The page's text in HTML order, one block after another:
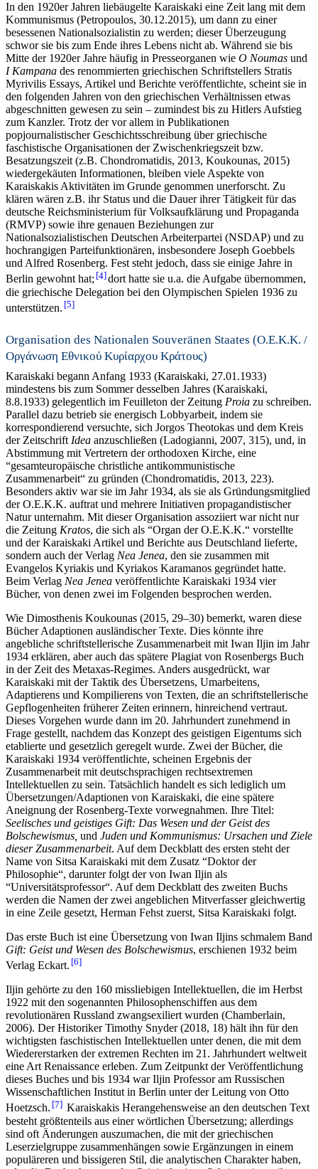
In den 1920er Jahren liebäugelte Karaiskaki eine Zeit lang mit dem
Kommunismus (Petropoulos, 30.12.2015), um dann zu einer
besessenen Nationalsozialistin zu werden; dieser Überzeugung
schwor sie bis zum Ende ihres Lebens nicht ab. Während sie bis
Mitte der 1920er Jahre häufig in Presseorganen wie O Noumas und
I Kampana des renommierten griechischen Schriftstellers Stratis
Myrivilis Essays, Artikel und Berichte veröffentlichte, scheint sie in
den folgenden Jahren von den griechischen Verhältnissen etwas
abgeschnitten gewesen zu sein – zumindest bis zu Hitlers Aufstieg
zum Kanzler. Trotz der vor allem in Publikationen
popjournalistischer Geschichtsschreibung über griechische
faschistische Organisationen der Zwischenkriegszeit bzw.
Besatzungszeit (z.B. Chondromatidis, 2013, Koukounas, 2015)
wiedergekäuten Informationen, bleiben viele Aspekte von
Karaiskakis Aktivitäten im Grunde genommen unerforscht. Zu
klären wären z.B. ihr Status und die Dauer ihrer Tätigkeit für das
deutsche Reichsministerium für Volksaufklärung und Propaganda
(RMVP) sowie ihre genauen Beziehungen zur
Nationalsozialistischen Deutschen Arbeiterpartei (NSDAP) und zu
hochrangigen Parteifunktionären, insbesondere Joseph Goebbels
und Alfred Rosenberg. Fest steht jedoch, dass sie einige Jahre in
Berlin gewohnt hat; 4 dort hatte sie u.a. die Aufgabe übernommen,
die griechische Delegation bei den Olympischen Spielen 1936 zu
unterstützen. 5
Organisation des Nationalen Souveränen Staates (O.E.K.K. /
Οργάνωση Εθνικού Κυρίαρχου Κράτους)
Karaiskaki begann Anfang 1933 (Karaiskaki, 27.01.1933)
mindestens bis zum Sommer desselben Jahres (Karaiskaki,
8.8.1933) gelegentlich im Feuilleton der Zeitung Proia zu schreiben.
Parallel dazu betrieb sie energisch Lobbyarbeit, indem sie
korrespondierend versuchte, sich Jorgos Theotokas und dem Kreis
der Zeitschrift Idea anzuschließen (Ladogianni, 2007, 315), und, in
Abstimmung mit Vertretern der orthodoxen Kirche, eine
“gesamteuropäische christliche antikommunistische
Zusammenarbeit“ zu gründen (Chondromatidis, 2013, 223).
Besonders aktiv war sie im Jahr 1934, als sie als Gründungsmitglied
der O.E.K.K. auftrat und mehrere Initiativen propagandistischer
Natur unternahm. Mit dieser Organisation assoziiert war nicht nur
die Zeitung Kratos, die sich als “Organ der O.E.K.K.“ vorstellte
und der Karaiskaki Artikel und Berichte aus Deutschland lieferte,
sondern auch der Verlag Nea Jenea, den sie zusammen mit
Evangelos Kyriakis und Kyriakos Karamanos gegründet hatte.
Beim Verlag Nea Jenea veröffentlichte Karaiskaki 1934 vier
Bücher, von denen zwei im Folgenden besprochen werden.
Wie Dimosthenis Koukounas (2015, 29–30) bemerkt, waren diese
Bücher Adaptionen ausländischer Texte. Dies könnte ihre
angebliche schriftstellerische Zusammenarbeit mit Iwan Iljin im Jahr
1934 erklären, aber auch das spätere Plagiat von Rosenbergs Buch
in der Zeit des Metaxas-Regimes. Anders ausgedrückt, war
Karaiskaki mit der Taktik des Übersetzens, Umarbeitens,
Adaptierens und Kompilierens von Texten, die an schriftstellerische
Gepflogenheiten früherer Zeiten erinnern, hinreichend vertraut.
Dieses Vorgehen wurde dann im 20. Jahrhundert zunehmend in
Frage gestellt, nachdem das Konzept des geistigen Eigentums sich
etablierte und gesetzlich geregelt wurde. Zwei der Bücher, die
Karaiskaki 1934 veröffentlichte, scheinen Ergebnis der
Zusammenarbeit mit deutschsprachigen rechtsextremen
Intellektuellen zu sein. Tatsächlich handelt es sich lediglich um
Übersetzungen/Adaptionen von Karaiskaki, die eine spätere
Aneignung der Rosenberg-Texte vorwegnahmen. Ihre Titel:
Seelisches und geistiges Gift: Das Wesen und der Geist des
Bolschewismus, und Juden und Kommunismus: Ursachen und Ziele
dieser Zusammenarbeit. Auf dem Deckblatt des ersten steht der
Name von Sitsa Karaiskaki mit dem Zusatz “Doktor der
Philosophie“, darunter folgt der von Iwan Iljin als
“Universitätsprofessor“. Auf dem Deckblatt des zweiten Buchs
werden die Namen der zwei angeblichen Mitverfasser gleichwertig
in eine Zeile gesetzt, Herman Fehst zuerst, Sitsa Karaiskaki folgt.
Das erste Buch ist eine Übersetzung von Iwan Iljins schmalem Band
Gift: Geist und Wesen des Bolschewismus, erschienen 1932 beim
Verlag Eckart. 6
Iljin gehörte zu den 160 missliebigen Intellektuellen, die im Herbst
1922 mit den sogenannten Philosophenschiffen aus dem
revolutionären Russland zwangsexiliert wurden (Chamberlain,
2006). Der Historiker Timothy Snyder (2018, 18) hält ihn für den
wichtigsten faschistischen Intellektuellen unter denen, die mit dem
Wiedererstarken der extremen Rechten im 21. Jahrhundert weltweit
eine Art Renaissance erleben. Zum Zeitpunkt der Veröffentlichung
dieses Buches und bis 1934 war Iljin Professor am Russischen
Wissenschaftlichen Institut in Berlin unter der Leitung von Otto
Hoetzsch. 7
Karaiskakis Herangehensweise an den deutschen Text
besteht größtenteils aus einer wörtlichen Übersetzung; allerdings
sind oft Änderungen auszumachen, die mit der griechischen
Leserzielgruppe zusammenhängen sowie Ergänzungen in einem
populäreren und bissigeren Stil, die analytischen Charakter haben,